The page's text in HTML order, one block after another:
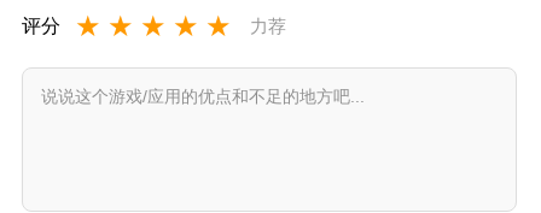
评分 ★ ★ ★ ★ ★ 力荐